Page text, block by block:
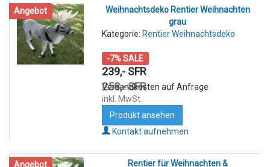
Angebot
Weihnachtsdeko Rentier Weihnachten
grau
Kategorie: Rentier Weihnachtsdeko
-7% SALE
239,- SFR
258,- SFR
Versandkosten auf Anfrage
inkl. MwSt.
Produkt ansehen
Kontakt aufnehmen
Angebot
Rentier für Weihnachten &